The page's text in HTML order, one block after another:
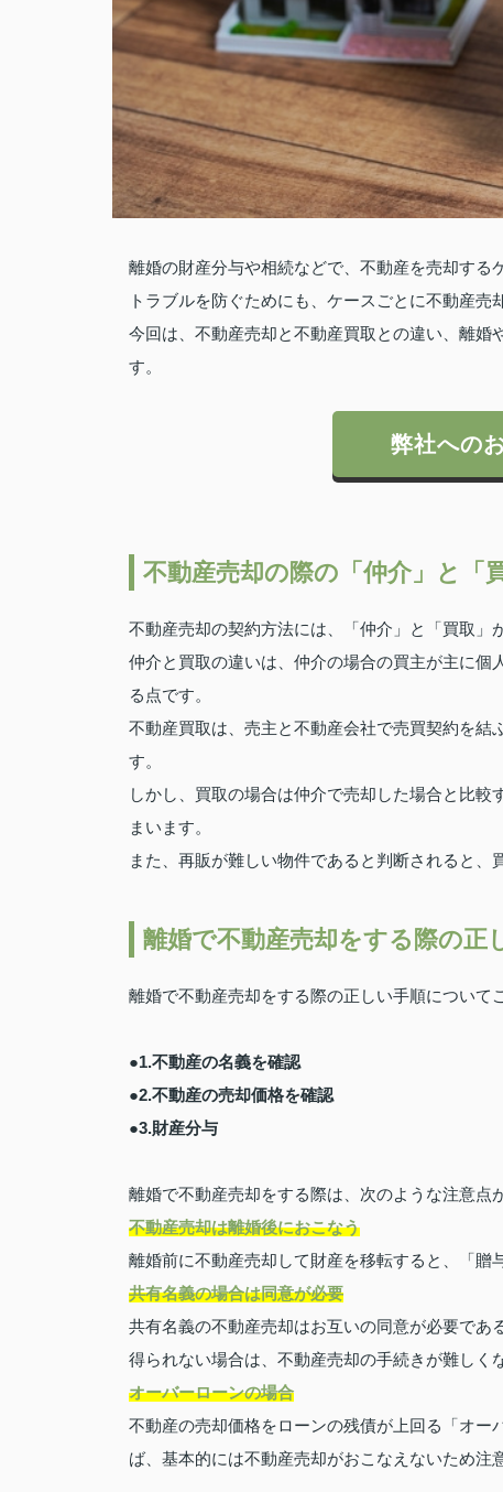
離婚の財産分与や相続などで、不動産を売却する
トラブルを防ぐためにも、ケースごとに不動産売
今回は、不動産売却と不動産買取との違い、離婚
す。
弊社への
不動産売却の際の「仲介」と「
不動産売却の契約方法には、「仲介」と「買取」
仲介と買取の違いは、仲介の場合の買主が主に
る点です。
不動産買取は、売主と不動産会社で売買契約を
す。
しかし、買取の場合は仲介で売却した場合と比
まいます。
また、再販が難しい物件であると判断されると、
離婚で不動産売却をする際の正
離婚で不動産売却をする際の正しい手順について
●1.不動産の名義を確認
●2.不動産の売却価格を確認
●3.財産分与
離婚で不動産売却をする際は、次のような注意点
不動産売却は離婚後におこなう
離婚前に不動産売却して財産を移転すると、「贈
共有名義の場合は同意が必要
共有名義の不動産売却はお互いの同意が必要で
得られない場合は、不動産売却の手続きが難しく
オーバーローンの場合
不動産の売却価格をローンの残債が上回る「オ
ば、基本的には不動産売却がおこなえないため注